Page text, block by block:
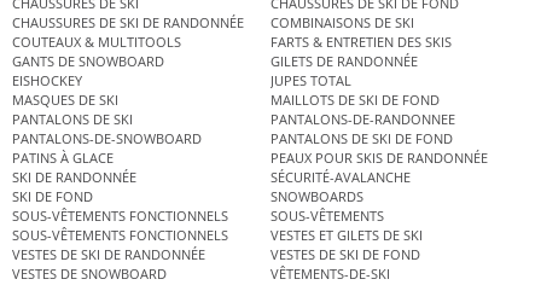
CHAUSSURES DE SKI DE RANDONNÉE
COMBINAISONS DE SKI
COUTEAUX & MULTITOOLS
FARTS & ENTRETIEN DES SKIS
GANTS DE SNOWBOARD
GILETS DE RANDONNÉE
EISHOCKEY
JUPES TOTAL
MASQUES DE SKI
MAILLOTS DE SKI DE FOND
PANTALONS DE SKI
PANTALONS-DE-RANDONNEE
PANTALONS-DE-SNOWBOARD
PANTALONS DE SKI DE FOND
PATINS À GLACE
PEAUX POUR SKIS DE RANDONNÉE
SKI DE RANDONNÉE
SÉCURITÉ-AVALANCHE
SKI DE FOND
SNOWBOARDS
SOUS-VÊTEMENTS FONCTIONNELS
SOUS-VÊTEMENTS
SOUS-VÊTEMENTS FONCTIONNELS
VESTES ET GILETS DE SKI
VESTES DE SKI DE RANDONNÉE
VESTES DE SKI DE FOND
VESTES DE SNOWBOARD
VÊTEMENTS-DE-SKI